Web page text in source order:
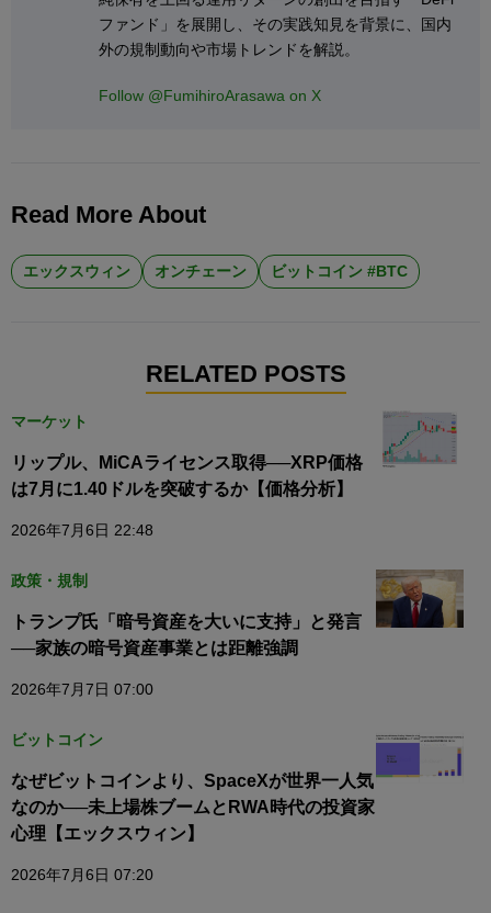
ファンド」を展開し、その実践知見を背景に、国内
外の規制動向や市場トレンドを解説。
Follow @FumihiroArasawa on X
Read More About
エックスウィン オンチェーン ビットコイン #BTC
RELATED POSTS
マーケット
リップル、MiCAライセンス取得──XRP価格
は7月に1.40ドルを突破するか【価格分析】
2026年7月6日 22:48
政策・規制
トランプ氏「暗号資産を大いに支持」と発言
──家族の暗号資産事業とは距離強調
2026年7月7日 07:00
ビットコイン
なぜビットコインより、SpaceXが世界一人気
なのか──未上場株ブームとRWA時代の投資家
心理【エックスウィン】
2026年7月6日 07:20